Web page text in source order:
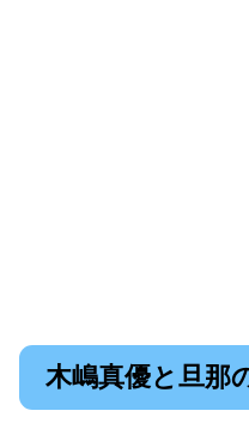
木嶋真優と旦那